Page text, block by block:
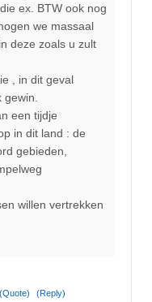
ex. BTW ook nog
we massaal
deze zoals u zult
, in dit geval
een tijdje
in dit land : de
gebieden,
willen vertrekken
(Quote) (Reply)